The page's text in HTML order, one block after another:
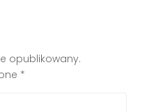
opublikowany.
*